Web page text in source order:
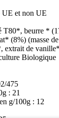
et non UE
T80*, beurre *
(8%) (masse
extrait de
Biologique
475
: 21
g/100g : 12